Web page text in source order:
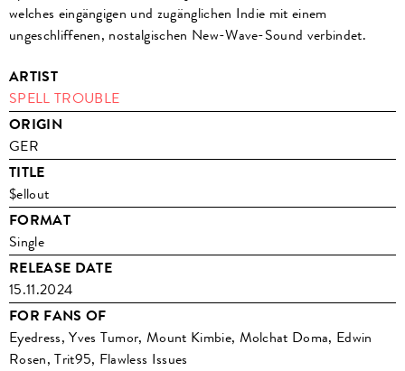
welches eingängigen und zugänglichen Indie mit einem
ungeschliffenen, nostalgischen New-Wave-Sound verbindet.
ARTIST
SPELL TROUBLE
ORIGIN
GER
TITLE
$ellout
FORMAT
Single
RELEASE DATE
15.11.2024
FOR FANS OF
Eyedress, Yves Tumor, Mount Kimbie, Molchat Doma, Edwin
Rosen, Trit95, Flawless Issues